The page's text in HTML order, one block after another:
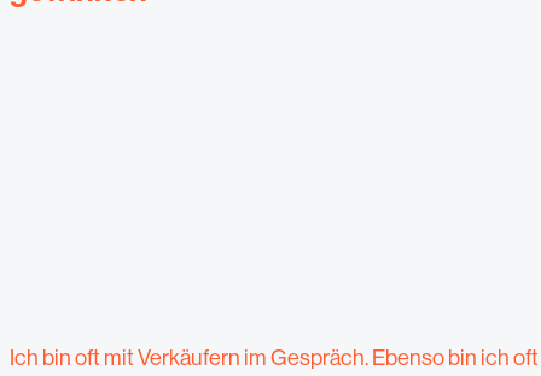
Ich bin oft mit Verkäufern im Gespräch. Ebenso bin ich oft